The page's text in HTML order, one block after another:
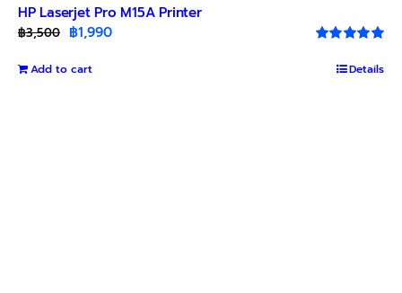
HP Laserjet Pro M15A Printer
out of 5
฿3,500 Original
was:
฿1,990Current
Add to cart Details